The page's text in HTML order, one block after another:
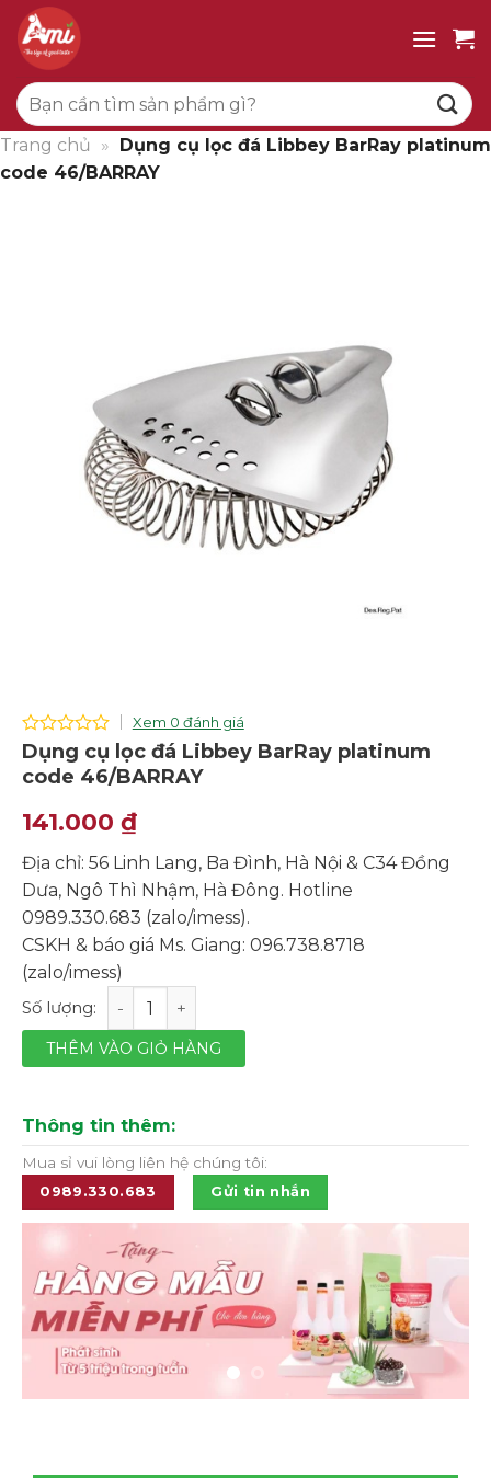
qua
dung
Tìm
kiếm:
Trang chủ » Dụng cụ lọc đá Libbey BarRay platinum
code 46/BARRAY
0
out
of
Xem 0 đánh giá
Dụng cụ lọc đá Libbey BarRay platinum
code 46/BARRAY
141.000 ₫
Địa chỉ: 56 Linh Lang, Ba Đình, Hà Nội & C34 Đồng
Dưa, Ngô Thì Nhậm, Hà Đông. Hotline
0989.330.683 (zalo/imess).
CSKH & báo giá Ms. Giang: 096.738.8718
(zalo/imess)
Dụng cụ lọc đá Libbey BarRay platinum code 46/
THÊM VÀO GIỎ HÀNG
Thông tin thêm:
Mua sỉ vui lòng liên hệ chúng tôi:
0989.330.683 Gửi tin nhắn